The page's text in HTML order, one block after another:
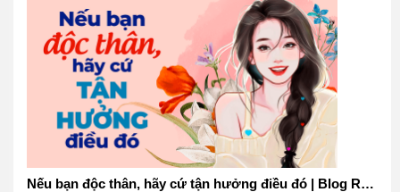
Nếu bạn độc thân, hãy cứ tận hưởng điều đó | Blog Radio 904